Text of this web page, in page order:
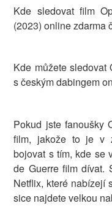
Kde sledovat film
(2023) online zdarma
Kde můžete sledovat
s českým dabingem
Pokud jste fanoušky
film, jakože to je v
bojovat s tím, kde se
de Guerre film dívat.
Netflix, které nabízejí
sice najdete velkou